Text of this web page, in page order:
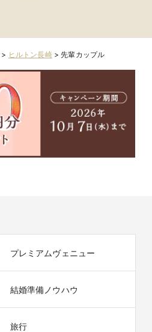
> ヒルトン長崎>先輩カップル
プレミアムヴェニュー
結婚準備ノウハウ
旅行